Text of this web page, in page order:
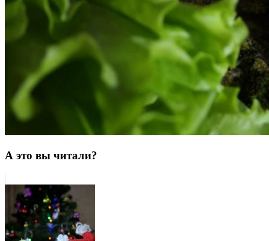
А это вы читали?